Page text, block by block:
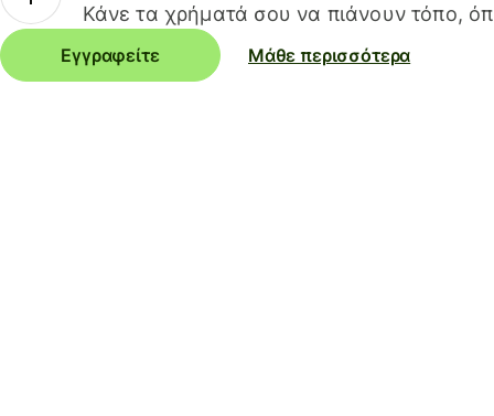
Κάνε τα χρήματά σου να πιάνουν τόπο,
Εγγραφείτε Μάθε περισσότερα